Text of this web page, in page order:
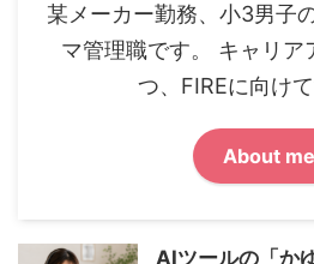
某メーカー勤務、小3男子
マ管理職です。 キャリア
つ、FIREに向け
About me
AIツールの「か